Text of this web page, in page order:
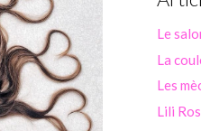
Le
La
Les
Lili